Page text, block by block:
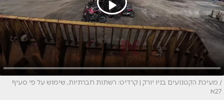
/ מעיכת הקטנועים בניו יורק | קרדיט: רשתות חברתיות, שימוש על פי סעיף
27א